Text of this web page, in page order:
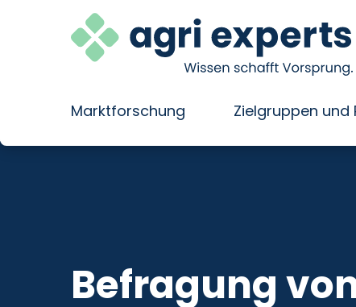
Direkt
Marktforschung Zielgruppen und
Befragung